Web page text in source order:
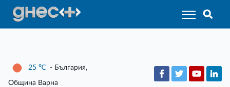
25 ℃ - България,
Община Варна